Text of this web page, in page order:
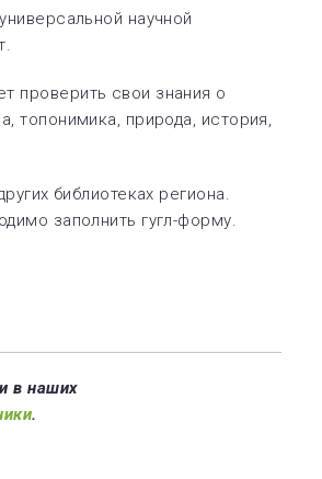
научной
проверить свои знания о
топонимика, природа, история,
библиотеках региона.
заполнить гугл-форму.
и в наших
.